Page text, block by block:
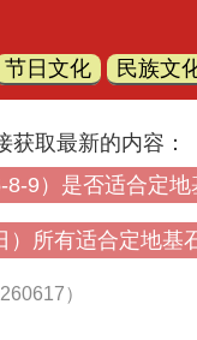
节日文化 民族文
取最新的内容：
8-9）是否适合定地
）所有适合定地基
）